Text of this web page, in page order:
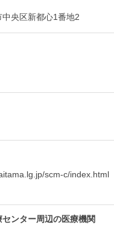
央区新都心1番地2
scm-c/index.html
ンター周辺の医療機関